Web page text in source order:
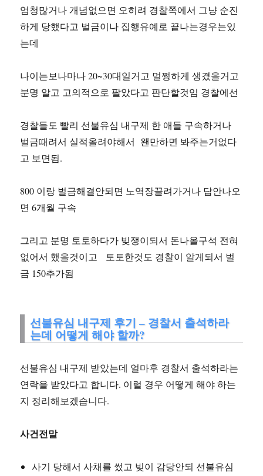
엄청많거나 개념없으면 오히려 경찰쪽에서 그냥 순진
하게 당했다고 벌금이나 집행유예로 끝나는경우는있
는데
나이는보나마나 20~30대일거고 멀쩡하게 생겼을거고
분명 알고 고의적으로 팔았다고 판단할것임 경찰에선
경찰들도 빨리 선불유심 내구제 한 애들 구속하거나
벌금때려서 실적올려야해서 왠만하면 봐주는거없다
고 보면됨.
800 이랑 벌금해결안되면 노역장끌려가거나 답안나오
면 6개월 구속
그리고 분명 토토하다가 빚쟁이되서 돈나올구석 전혀
없어서 했을것이고 토토한것도 경찰이 알게되서 벌
금 150추가됨
선불유심 내구제 후기 – 경찰서 출석하라
는데 어떻게 해야 할까?
선불유심 내구제 받았는데 얼마후 경찰서 출석하라는
연락을 받았다고 합니다. 이럴 경우 어떻게 해야 하는
지 정리해보겠습니다.
사건전말
사기 당해서 사채를 썼고 빚이 감당안되 선불유심